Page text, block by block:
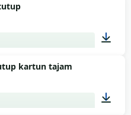
kartun tajam